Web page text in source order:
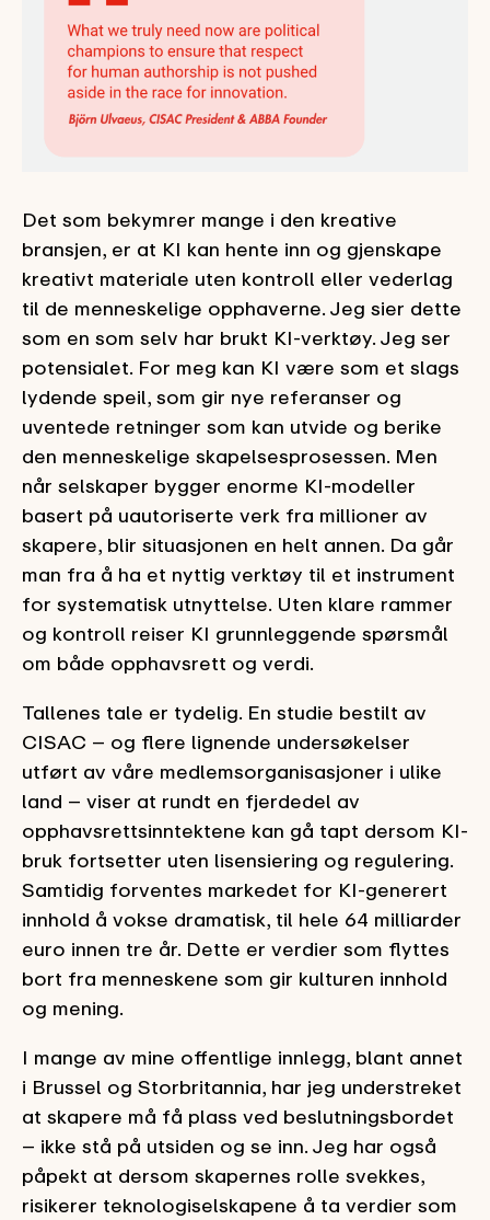
Det som bekymrer mange i den kreative
bransjen, er at KI kan hente inn og gjenskape
kreativt materiale uten kontroll eller vederlag
til de menneskelige opphaverne. Jeg sier dette
som en som selv har brukt KI-verktøy. Jeg ser
potensialet. For meg kan KI være som et slags
lydende speil, som gir nye referanser og
uventede retninger som kan utvide og berike
den menneskelige skapelsesprosessen. Men
når selskaper bygger enorme KI-modeller
basert på uautoriserte verk fra millioner av
skapere, blir situasjonen en helt annen. Da går
man fra å ha et nyttig verktøy til et instrument
for systematisk utnyttelse. Uten klare rammer
og kontroll reiser KI grunnleggende spørsmål
om både opphavsrett og verdi.
Tallenes tale er tydelig. En studie bestilt av
CISAC – og flere lignende undersøkelser
utført av våre medlemsorganisasjoner i ulike
land – viser at rundt en fjerdedel av
opphavsrettsinntektene kan gå tapt dersom KI-
bruk fortsetter uten lisensiering og regulering.
Samtidig forventes markedet for KI-generert
innhold å vokse dramatisk, til hele 64 milliarder
euro innen tre år. Dette er verdier som flyttes
bort fra menneskene som gir kulturen innhold
og mening.
I mange av mine offentlige innlegg, blant annet
i Brussel og Storbritannia, har jeg understreket
at skapere må få plass ved beslutningsbordet
– ikke stå på utsiden og se inn. Jeg har også
påpekt at dersom skapernes rolle svekkes,
risikerer teknologiselskapene å ta verdier som